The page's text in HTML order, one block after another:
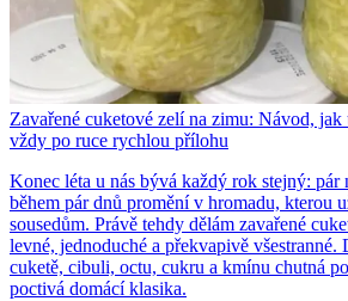
Zavařené cuketové zelí na zimu: Návod,
vždy po ruce rychlou přílohu
Konec léta u nás bývá každý rok stejný: pár
během pár dnů promění v hromadu, kterou
sousedům. Právě tehdy dělám zavařené
levné, jednoduché a překvapivě všestranné.
cuketě, cibuli, octu, cukru a kmínu chutná
poctivá domácí klasika.